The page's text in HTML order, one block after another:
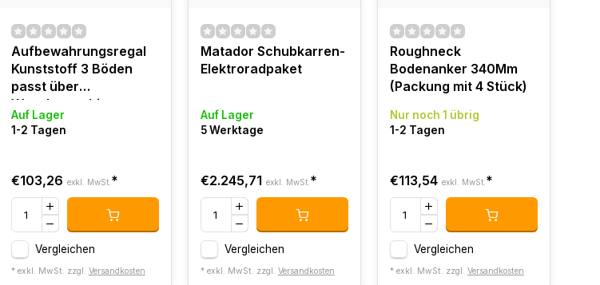
Aufbewahrungsregal
Kunststoff 3 Böden
passt über
Waschmaschine
75X60X184 cm
Auf Lager
1-2 Tagen
€103,26 exkl. MwSt. *
Vergleichen
* exkl. MwSt. zzgl. Versandkosten
Matador Schubkarren-
Elektroradpaket
Auf Lager
5 Werktage
€2.245,71 exkl. MwSt. *
Vergleichen
* exkl. MwSt. zzgl. Versandkosten
Roughneck
Bodenanker 340Mm
(Packung mit 4 Stück)
Nur noch 1 übrig
1-2 Tagen
€113,54 exkl. MwSt. *
Vergleichen
* exkl. MwSt. zzgl. Versandkosten